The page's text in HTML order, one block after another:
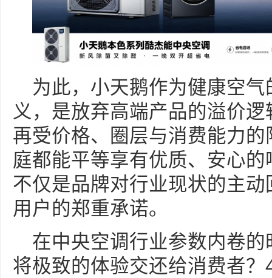
为此，小天鹅作为健康空
义，是放弃高端产品的溢价
再受价格、圈层与消费能力
庭都能平等享有优质、安心
不仅是品牌对行业现状的主
用户的郑重承诺。
在中央空调行业参数内卷
将极致的体验交还给消费者